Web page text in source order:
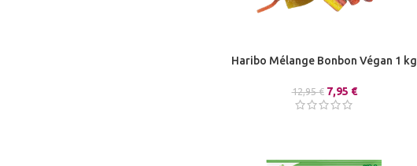
Haribo Mélange Bonbon Végan 1 kg
12,95€ 7,95 €